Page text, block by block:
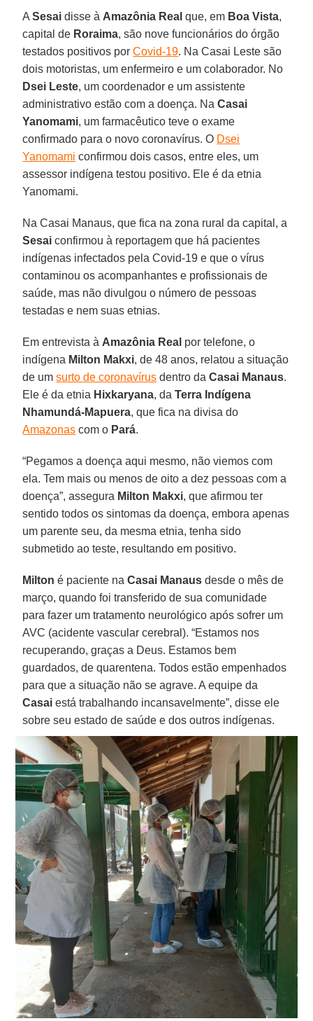
ASesai disse à Amazônia Real que, em Boa Vista,
capital de Roraima, são nove funcionários do órgão
testados positivos porCovid-19. Na Casai Leste são
dois motoristas, um enfermeiro e um colaborador. No
Dsei Leste, um coordenador e um assistente
administrativo estão com a doença. NaCasai
Yanomami, um farmacêutico teve o exame
confirmado para o novo coronavírus. O Dsei
Yanomami confirmou dois casos, entre eles, um
assessor indígena testou positivo. Ele é da etnia
Yanomami.
Na Casai Manaus, que fica na zona rural da capital, a
Sesai confirmou à reportagem que há pacientes
indígenas infectados pela Covid-19 e que o vírus
contaminou os acompanhantes e profissionais de
saúde, mas não divulgou o número de pessoas
testadas e nem suas etnias.
Em entrevista à Amazônia Real por telefone, o
indígena Milton Makxi, de 48 anos, relatou a situação
de umsurto de coronavírus dentro daCasai Manaus.
Ele é da etnia Hixkaryana, daTerra Indígena
Nhamundá-Mapuera, que fica na divisa do
Amazonas com o Pará.
“Pegamos a doença aqui mesmo, não viemos com
ela. Tem mais ou menos de oito a dez pessoas com a
doença”, assegura Milton Makxi, que afirmou ter
sentido todos os sintomas da doença, embora apenas
um parente seu, da mesma etnia, tenha sido
submetido ao teste, resultando em positivo.
Milton é paciente naCasai Manaus desde o mês de
março, quando foi transferido de sua comunidade
para fazer um tratamento neurológico após sofrer um
AVC (acidente vascular cerebral). “Estamos nos
recuperando, graças a Deus. Estamos bem
guardados, de quarentena. Todos estão empenhados
para que a situação não se agrave. A equipe da
Casai está trabalhando incansavelmente”, disse ele
sobre seu estado de saúde e dos outros indígenas.